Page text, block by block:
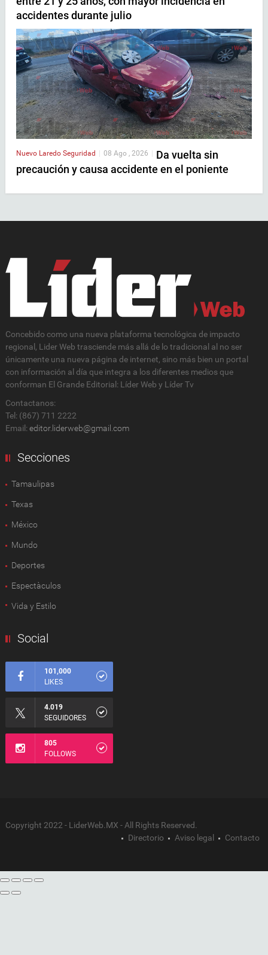
accidentes durante julio
Nuevo Laredo Seguridad 08 Ago , 2026
Da vuelta sin
precaución y causa accidente en el poniente
Concebido como una nueva plataforma tecnológica de impacto
regional, Lider Web trasciende más allá de lo tradicional al no ser
únicamente una nueva página de internet, sino más bien un portal
con información al día que integra a los diferentes medios que
conforman El Grande Editorial: Líder Web y Líder Tv
Contactanos:
Tel: (867) 711 2222
Email: editor.liderweb@gmail.com
Secciones
Tamaulipas
Texas
México
Mundo
Deportes
Espectàculos
Vida y Estilo
Social
101,000
LIKES
4.019
SEGUIDORES
805
FOLLOWS
Copyright 2022 - LiderWeb.MX - All Rights Reserved.
Directorio
Aviso legal Contacto